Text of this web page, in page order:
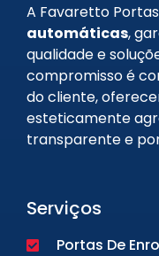
A Favaretto
automáticas,
qualidade e
compromisso é
do cliente,
esteticamente
transparente e
Serviços
Portas De